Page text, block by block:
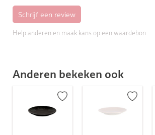
Help anderen en maak kans op een waardebon
Anderen bekeken ook